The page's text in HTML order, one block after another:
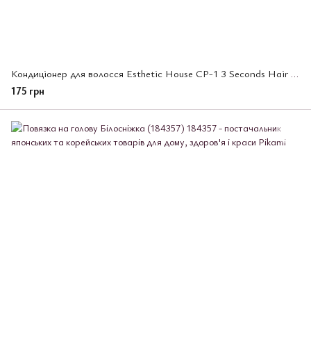
Кондиціонер для волосся Esthetic House CP-1 3 Seconds Hair Fill-Up Conditioner,100 мл (013774)
175 грн